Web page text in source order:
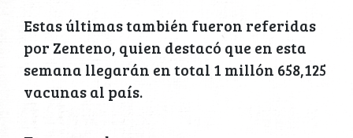
Estas últimas también fueron referidas
por Zenteno, quien destacó que en esta
semana llegarán en total 1 millón 658,125
vacunas al país.